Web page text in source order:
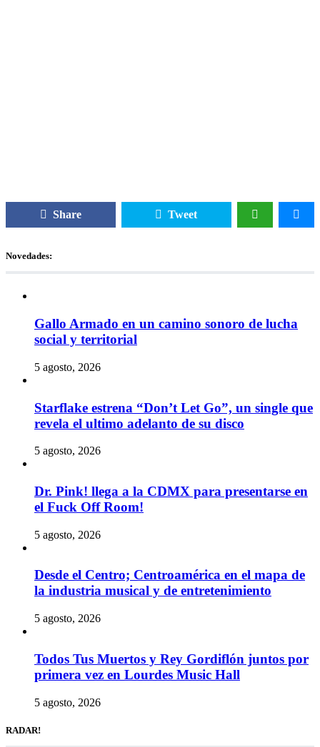
Share Tweet
Novedades:
Gallo Armado en un camino sonoro de lucha
social y territorial
5 agosto, 2026
Starflake estrena “Don’t Let Go”, un single que
revela el ultimo adelanto de su disco
5 agosto, 2026
Dr. Pink! llega a la CDMX para presentarse en
el Fuck Off Room!
5 agosto, 2026
Desde el Centro; Centroamérica en el mapa de
la industria musical y de entretenimiento
5 agosto, 2026
Todos Tus Muertos y Rey Gordiflón juntos por
primera vez en Lourdes Music Hall
5 agosto, 2026
RADAR!